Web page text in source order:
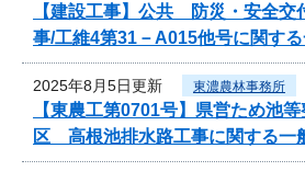
【建設工事】公共 防災・安全
事/工維4第31－A015他号に関す
2025年8月5日更新 東濃農林事務所
【東農工第0701号】県営ため池
区 高根池排水路工事に関する一